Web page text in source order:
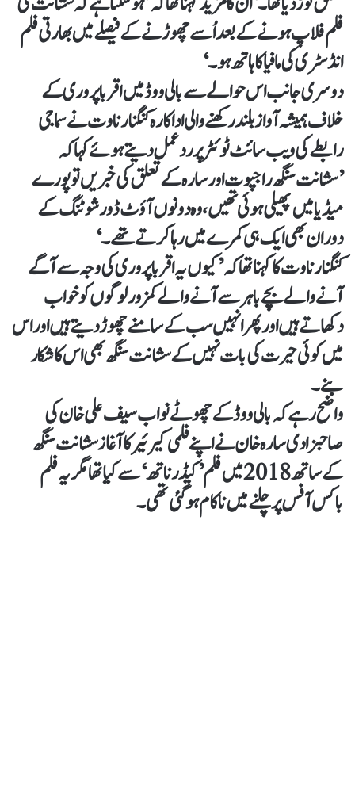
فلم فلاپ ہونے کے بعد اُسے چھوڑنے کے فیصلے میں بھارتی فلم
انڈسٹری کی مافیا کا ہاتھ ہو۔‘
دوسری جانب اس حوالے سے بالی ووڈ میں اقربا پروری کے
خلاف ہمیشہ آواز بلند رکھنے والی اداکارہ کنگنا رناوت نے سماجی
رابطے کی ویب سائٹ ٹوئٹر پر رد عمل دیتے ہوئے کہا کہ
’سشانت سنگھ راجپوت اور سارہ کے تعلق کی خبریں تو پورے
میڈیا میں پھیلی ہوئی تھیں، وہ دونوں آؤٹ ڈور شوٹنگ کے
دوران بھی ایک ہی کمرے میں رہا کرتے تھے۔‘
کنگنا رناوت کا کہنا تھا کہ ’کیوں یہ اقربا پروری کی وجہ سے آگے
آنے والے بچے باہر سے آنے والے کمزور لوگوں کو خواب
دکھاتے ہیں اور پھر انہیں سب کے سامنے چھوڑ دیتے ہیں اور اس
میں کوئی حیرت کی بات نہیں کے سشانت سنگھ بھی اس کا شکار
بنے۔
واضح رہے کہ بالی ووڈ کے چھوٹے نواب سیف علی خان کی
صاحبزادی سارہ خان نے اپنے فلمی کیرئیر کا آغاز سشانت سنگھ
کے ساتھ 2018 میں فلم ’کیڈرناتھ‘ سے کیا تھا مگر یہ فلم
باکس آفس پر چلنے میں ناکام ہوگئی تھی۔